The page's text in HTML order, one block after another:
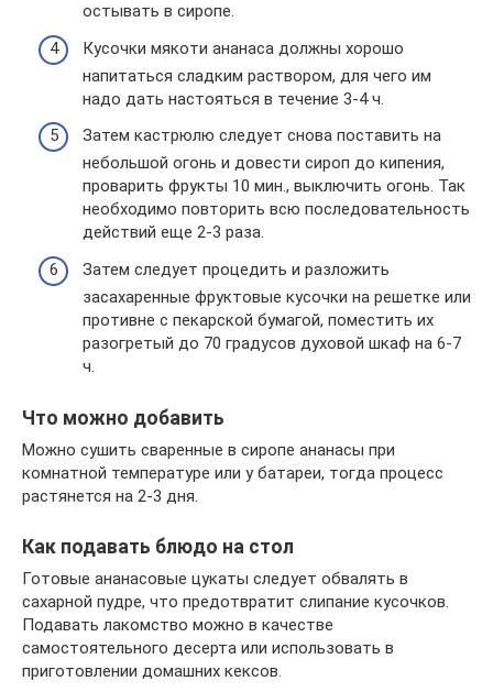
остывать в сиропе.
Кусочки мякоти ананаса должны хорошо
напитаться сладким раствором, для чего им
надо дать настояться в течение 3-4 ч.
Затем кастрюлю следует снова поставить на
небольшой огонь и довести сироп до кипения,
проварить фрукты 10 мин., выключить огонь. Так
необходимо повторить всю последовательность
действий еще 2-3 раза.
Затем следует процедить и разложить
засахаренные фруктовые кусочки на решетке или
противне с пекарской бумагой, поместить их
разогретый до 70 градусов духовой шкаф на 6-7
ч.
Что можно добавить
Можно сушить сваренные в сиропе ананасы при
комнатной температуре или у батареи, тогда процесс
растянется на 2-3 дня.
Как подавать блюдо на стол
Готовые ананасовые цукаты следует обвалять в
сахарной пудре, что предотвратит слипание кусочков.
Подавать лакомство можно в качестве
самостоятельного десерта или использовать в
приготовлении домашних кексов.